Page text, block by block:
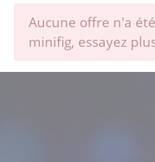
Aucune offre n'a
minifig, essayez